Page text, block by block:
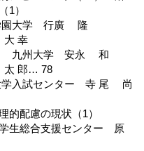
1）
大学 行廣 隆
幸
州大学 安永 和
郎… 78
入試センター 寺 尾 尚
的配慮の現状（1）
生総合支援センター 原